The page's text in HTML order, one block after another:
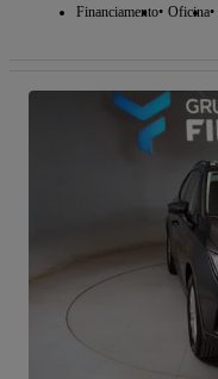
Financiamento Oficina